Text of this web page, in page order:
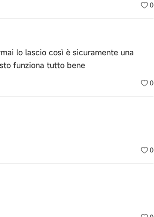
0
lo lascio così è sicuramente una
funziona tutto bene
0
0